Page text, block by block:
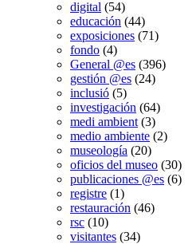
digital (54)
educación (44)
exposiciones (71)
fondo (4)
General @es (396)
gestión @es (24)
inclusió (5)
investigación (64)
medi ambient (3)
medio ambiente (2)
museología (20)
oficios del museo (30)
publicaciones @es (6)
registre (1)
restauración (46)
rsc (10)
visitantes (34)